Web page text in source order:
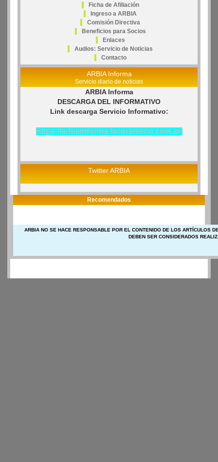
Ficha de Afiliación
Ingreso a ARBIA
Comisión Directiva
Beneficios para Socios
Enlaces
Audios: Servicio de Noticias
Contacto
ARBIA Informa
Servicio diario de noticias
ARBIA Informa
DESCARGA DEL INFORMATIVO
Link descarga Servicio Informativo:
https://arbiainforma.lacorameco.com.ar/
Twitter ARBIA
Recomendados
ARBIA NO SE HACE RESPONSABLE POR EL CONTENIDO DE LOS ARTÍCULOS
DEBEN SER CONSIDERADOS